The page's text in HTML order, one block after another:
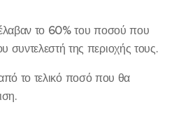
έλαβαν το 60% του ποσού που
συντελεστή της περιοχής τους.
το τελικό ποσό που θα